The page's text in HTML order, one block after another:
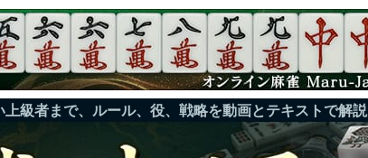
級者まで、ルール、役、戦略を動画とテキストで解説